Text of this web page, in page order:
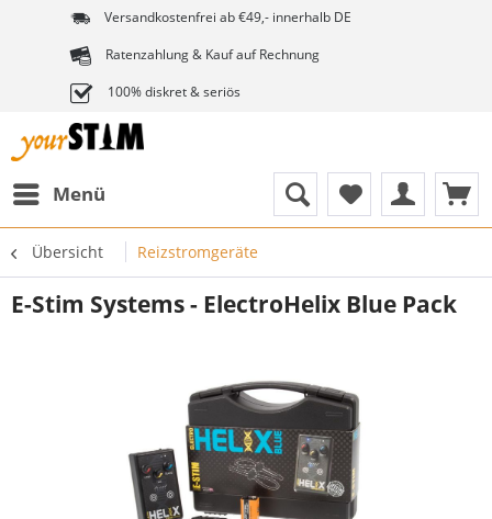
Versandkostenfrei ab €49,- innerhalb DE
Ratenzahlung & Kauf auf Rechnung
100% diskret & seriös
Menü
Übersicht Reizstromgeräte
E-Stim Systems - ElectroHelix Blue Pack